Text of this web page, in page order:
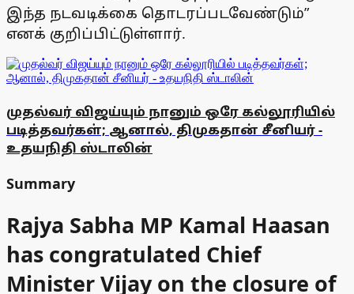
இந்த நடவடிக்கை தொடரப்படவேண்டும்”
எனக் குறிப்பிட்டுள்ளார்.
முதல்வர் விஜய்யும் நானும் ஒரே கல்லூரியில்
படித்தவர்கள்; ஆனால், திமுகதான் சீனியர் -
உதயநிதி ஸ்டாலின்
Summary
Rajya Sabha MP Kamal Haasan
has congratulated Chief
Minister Vijay on the closure of